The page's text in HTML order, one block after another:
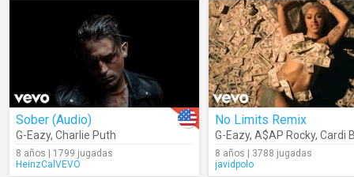
Sober (Audio)
G-Eazy, Charlie Puth
8 años | 1799 jugadas
HeinzCalVEVO
No Limits Remix
G-Eazy, A$AP Rocky, Cardi
8 años | 3788 jugadas
javidpolo